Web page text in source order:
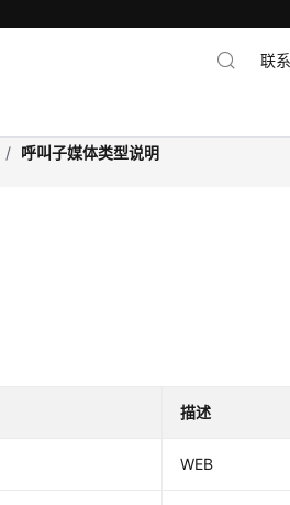
联
/ 呼叫子媒体类型说明
描述
WEB